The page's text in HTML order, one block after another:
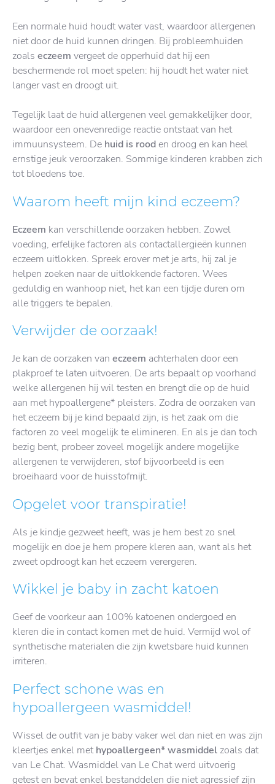
Een normale huid houdt water vast, waardoor allergenen
niet door de huid kunnen dringen. Bij probleemhuiden
zoals eczeem vergeet de opperhuid dat hij een
beschermende rol moet spelen: hij houdt het water niet
langer vast en droogt uit.
Tegelijk laat de huid allergenen veel gemakkelijker door,
waardoor een onevenredige reactie ontstaat van het
immuunsysteem. De huid is rooden droog en kan heel
ernstige jeuk veroorzaken. Sommige kinderen krabben zich
tot bloedens toe.
Waarom heeft mijn kind eczeem?
Eczeem kan verschillende oorzaken hebben. Zowel
voeding, erfelijke factoren als contactallergieën kunnen
eczeem uitlokken. Spreek erover met je arts, hij zal je
helpen zoeken naar de uitlokkende factoren. Wees
geduldig en wanhoop niet, het kan een tijdje duren om
alle triggers te bepalen.
Verwijder de oorzaak!
Je kan de oorzaken van eczeem achterhalen door een
plakproef te laten uitvoeren. De arts bepaalt op voorhand
welke allergenen hij wil testen en brengt die op de huid
aan met hypoallergene* pleisters. Zodra de oorzaken van
het eczeem bij je kind bepaald zijn, is het zaak om die
factoren zo veel mogelijk te elimineren. En als je dan toch
bezig bent, probeer zoveel mogelijk andere mogelijke
allergenen te verwijderen, stof bijvoorbeeld is een
broeihaard voor de huisstofmijt.
Opgelet voor transpiratie!
Als je kindje gezweet heeft, was je hem best zo snel
mogelijk en doe je hem propere kleren aan, want als het
zweet opdroogt kan het eczeem verergeren.
Wikkel je baby in zacht katoen
Geef de voorkeur aan 100% katoenen ondergoed en
kleren die in contact komen met de huid. Vermijd wol of
synthetische materialen die zijn kwetsbare huid kunnen
irriteren.
Perfect schone was en
hypoallergeen wasmiddel!
Wissel de outfit van je baby vaker wel dan niet en was zijn
kleertjes enkel methypoallergeen* wasmiddel zoals dat
van Le Chat. Wasmiddel van Le Chat werd uitvoerig
getest en bevat enkel bestanddelen die niet agressief zijn